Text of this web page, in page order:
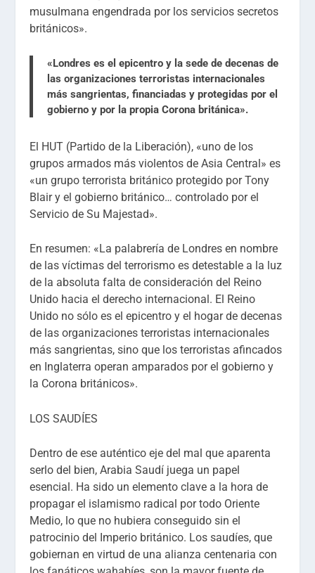
musulmana engendrada por los servicios secretos
británicos».
«Londres es el epicentro y la sede de decenas de
las organizaciones terroristas internacionales
más sangrientas, financiadas y protegidas por el
gobierno y por la propia Corona británica».
El HUT (Partido de la Liberación), «uno de los
grupos armados más violentos de Asia Central» es
«un grupo terrorista británico protegido por Tony
Blair y el gobierno británico… controlado por el
Servicio de Su Majestad».
En resumen: «La palabrería de Londres en nombre
de las víctimas del terrorismo es detestable a la luz
de la absoluta falta de consideración del Reino
Unido hacia el derecho internacional. El Reino
Unido no sólo es el epicentro y el hogar de decenas
de las organizaciones terroristas internacionales
más sangrientas, sino que los terroristas afincados
en Inglaterra operan amparados por el gobierno y
la Corona británicos».
LOS SAUDÍES
Dentro de ese auténtico eje del mal que aparenta
serlo del bien, Arabia Saudí juega un papel
esencial. Ha sido un elemento clave a la hora de
propagar el islamismo radical por todo Oriente
Medio, lo que no hubiera conseguido sin el
patrocinio del Imperio británico. Los saudíes, que
gobiernan en virtud de una alianza centenaria con